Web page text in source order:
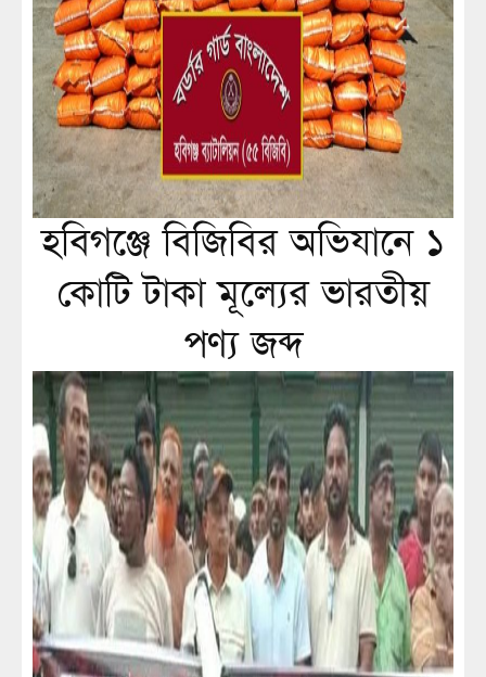
হবিগঞ্জে বিজিবির অভিযানে ১
কোটি টাকা মূল্যের ভারতীয়
পণ্য জব্দ